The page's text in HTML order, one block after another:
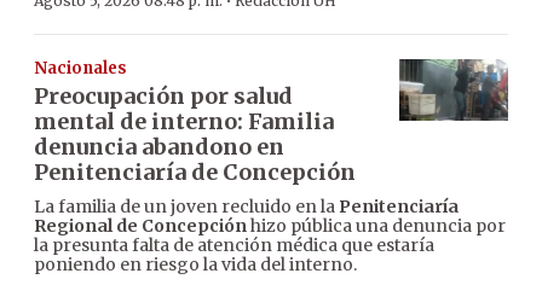
Nacionales
Preocupación por salud
mental de interno: Familia
denuncia abandono en
Penitenciaría de Concepción
La familia de un joven recluido en la Penitenciaría
Regional de Concepciónhizo pública una denuncia por
la presunta falta de atención médica que estaría
poniendo en riesgo la vida del interno.